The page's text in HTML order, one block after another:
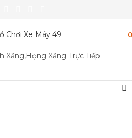
0
Xăng,Họng Xăng Trực Tiếp